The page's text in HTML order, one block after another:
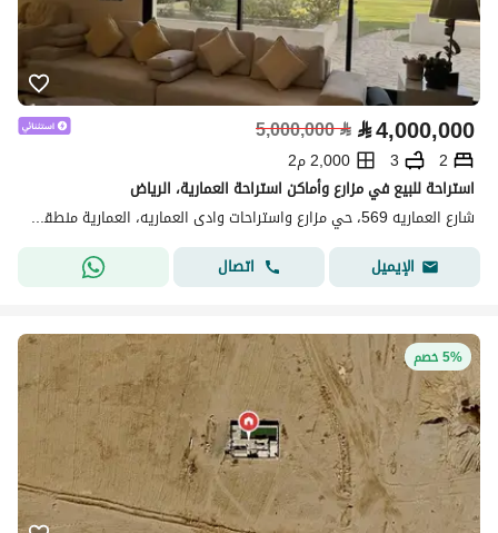
⃁4,000,000
⃁
5,000,000
2
3
2,000 م2
استراحة للبيع في مزارع وأماكن استراحة العمارية، الرياض
شارع العماريه 569، حي مزارع واستراحات وادى العماريه، العمارية منطقة الرياض
الإيميل
اتصال
5% خصم